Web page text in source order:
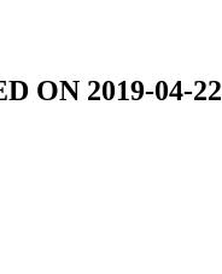
ON 2019-04-22